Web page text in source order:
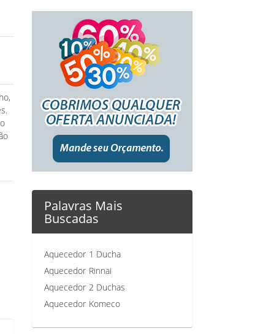
Palavras Mais
Buscadas
Aquecedor 1 Ducha
Aquecedor Rinnai
Aquecedor 2 Duchas
Aquecedor Komeco